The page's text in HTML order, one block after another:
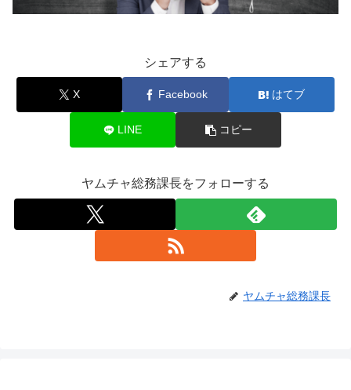
シェアする
X Facebook はてブ
LINE コピー
ヤムチャ総務課長をフォローする
ヤムチャ総務課長